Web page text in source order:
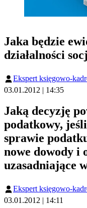
Jaka będzie
działalności
Ekspert księgowo-
03.01.2012 | 14:35
Jaką decyzję
podatkowy,
sprawie
nowe dowody i
uzasadniające
Ekspert księgowo-
03.01.2012 | 14:11